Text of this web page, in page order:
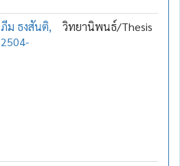
ภีม ธงสันติ,
2504-
วิทยานิพนธ์/Thesis